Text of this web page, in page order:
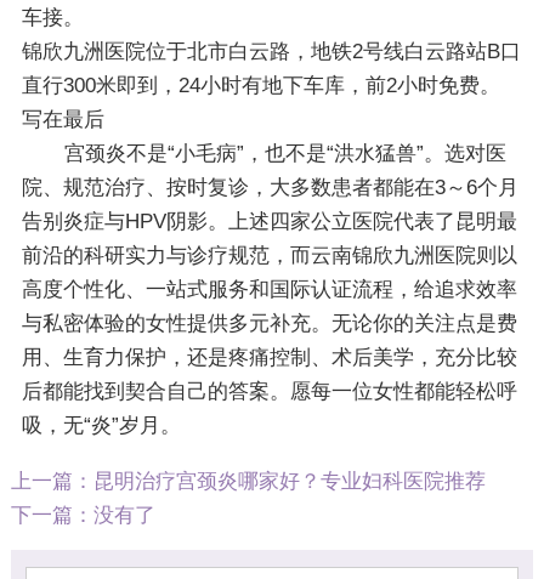
车接。
锦欣九洲医院位于北市白云路，地铁2号线白云路站B口
直行300米即到，24小时有地下车库，前2小时免费。
写在最后
宫颈炎不是“小毛病”，也不是“洪水猛兽”。选对医
院、规范治疗、按时复诊，大多数患者都能在3～6个月
告别炎症与HPV阴影。上述四家公立医院代表了昆明最
前沿的科研实力与诊疗规范，而云南锦欣九洲医院则以
高度个性化、一站式服务和国际认证流程，给追求效率
与私密体验的女性提供多元补充。无论你的关注点是费
用、生育力保护，还是疼痛控制、术后美学，充分比较
后都能找到契合自己的答案。愿每一位女性都能轻松呼
吸，无“炎”岁月。
上一篇： 昆明治疗宫颈炎哪家好？专业妇科医院推荐
下一篇：没有了